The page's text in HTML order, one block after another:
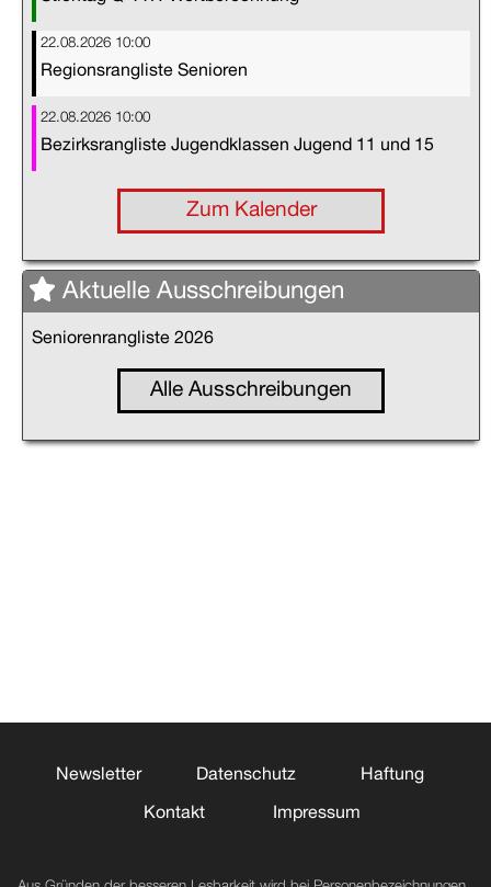
22.08.2026 10:00
Regionsrangliste Senioren
22.08.2026 10:00
Bezirksrangliste Jugendklassen Jugend 11 und 15
Zum Kalender
Aktuelle Ausschreibungen
Seniorenrangliste 2026
Alle Ausschreibungen
Newsletter Datenschutz Haftung
Kontakt Impressum